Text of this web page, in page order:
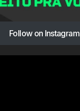
Follow on Instagram